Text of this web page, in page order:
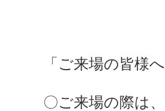
「ご来場の皆様
〇ご来場の際は